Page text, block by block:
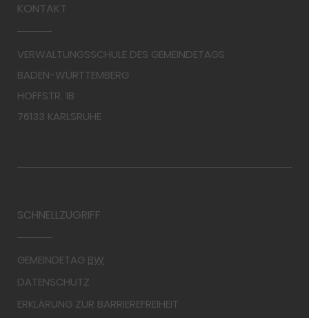
KONTAKT
VERWALTUNGSSCHULE DES GEMEINDETAGS
BADEN-WÜRTTEMBERG
HOFFSTR. 1B
76133 KARLSRUHE
SCHNELLZUGRIFF
GEMEINDETAG BW
DATENSCHUTZ
ERKLÄRUNG ZUR BARRIEREFREIHEIT